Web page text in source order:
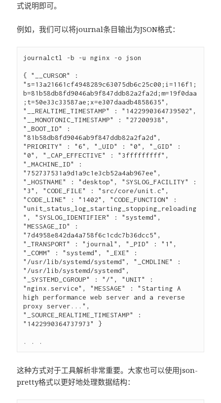
式说明即可。
例如，我们可以将journal条目输出为JSON格式：
journalctl -b -u nginx -o json
{ "__CURSOR" :
"s=13a21661cf4948289c63075db6c25c00;i=116f1;
b=81b58db8fd9046ab9f847ddb82a2fa2d;m=19f0daa
;t=50e33c33587ae;x=e307daadb4858635",
"__REALTIME_TIMESTAMP" : "1422990364739502",
"__MONOTONIC_TIMESTAMP" : "27200938",
"_BOOT_ID" :
"81b58db8fd9046ab9f847ddb82a2fa2d",
"PRIORITY" : "6", "_UID" : "0", "_GID" :
"0", "_CAP_EFFECTIVE" : "3fffffffff",
"_MACHINE_ID" :
"752737531a9d1a9c1e3cb52a4ab967ee",
"_HOSTNAME" : "desktop", "SYSLOG_FACILITY" :
"3", "CODE_FILE" : "src/core/unit.c",
"CODE_LINE" : "1402", "CODE_FUNCTION" :
"unit_status_log_starting_stopping_reloading
", "SYSLOG_IDENTIFIER" : "systemd",
"MESSAGE_ID" :
"7d4958e842da4a758f6c1cdc7b36dcc5",
"_TRANSPORT" : "journal", "_PID" : "1",
"_COMM" : "systemd", "_EXE" :
"/usr/lib/systemd/systemd", "_CMDLINE" :
"/usr/lib/systemd/systemd",
"_SYSTEMD_CGROUP" : "/", "UNIT" :
"nginx.service", "MESSAGE" : "Starting A
high performance web server and a reverse
proxy server...",
"_SOURCE_REALTIME_TIMESTAMP" :
"1422990364737973" }
这种方式对于工具解析非常重要。大家也可以使用json-
pretty格式以更好地处理数据结构：